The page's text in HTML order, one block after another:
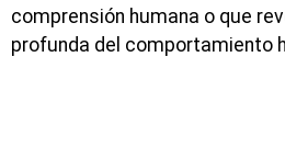
comprensión humana o que
profunda del comportamiento